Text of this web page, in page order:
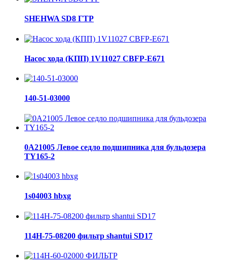
SHEHWA SD8 ГТР
Насос хода (КПП) 1V11027 CBFP-E671
140-51-03000
0A21005 Левое седло подшипника для бульдозера
TY165-2
1s04003 hbxg
114H-75-08200 фильтр shantui SD17